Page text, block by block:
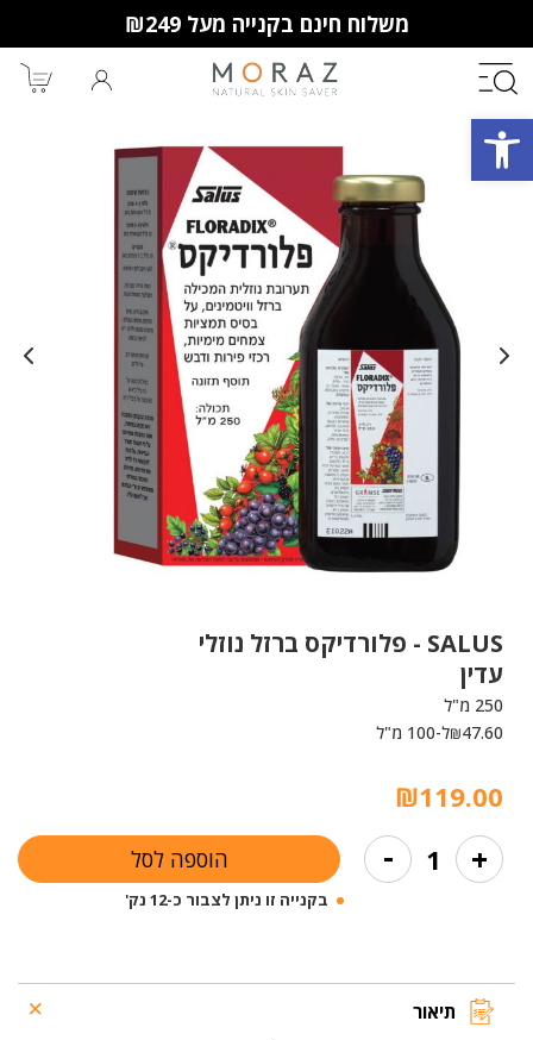
פתח סרגל נגישות
משלוח חינם בקנייה מעל ₪249
חברי מועדון מורז נהנים יותר!
10% הנחה לקנייה ראשונה
מבצעים שווים
וצבירת נקודות למימוש בקניות
הבאות.
SALUS -
פלורדיקס ברזל נוזלי
עדין
250 מ"ל
₪47.60 ל-100 מ"ל
₪119.00
+
של
- הוספה לסל
בקנייה זו ניתן לצבור כ-12 נק'
תיאור